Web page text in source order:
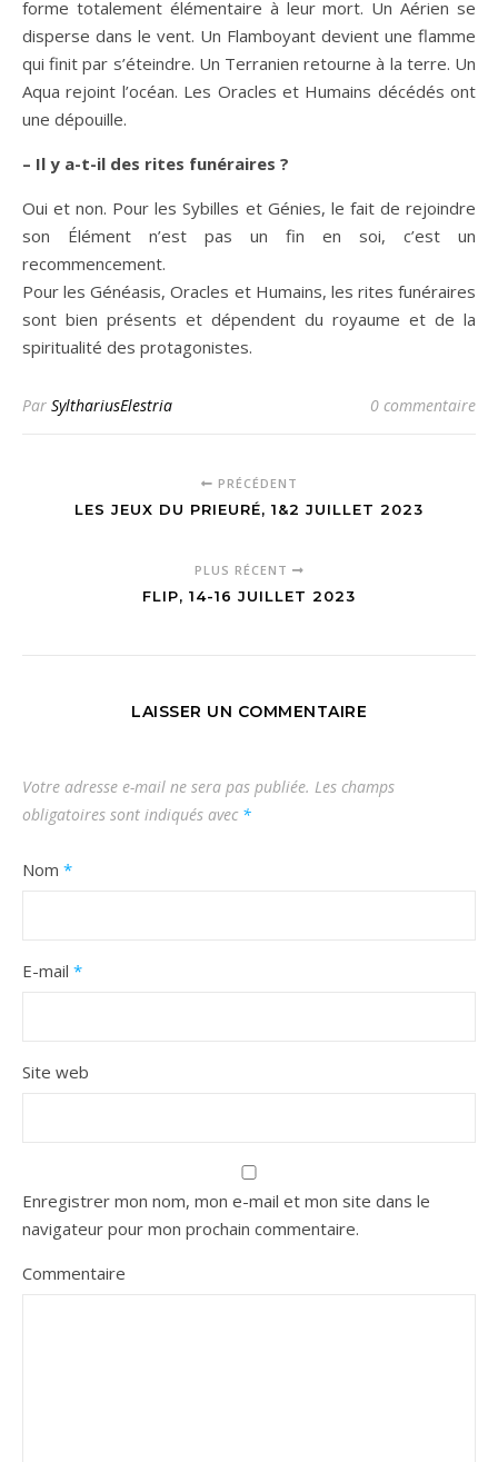
forme totalement élémentaire à leur mort. Un Aérien se
disperse dans le vent. Un Flamboyant devient une flamme
qui finit par s’éteindre. Un Terranien retourne à la terre. Un
Aqua rejoint l’océan. Les Oracles et Humains décédés ont
une dépouille.
– Il y a-t-il des rites funéraires ?
Oui et non. Pour les Sybilles et Génies, le fait de rejoindre
son Élément n’est pas un fin en soi, c’est un
recommencement.
Pour les Généasis, Oracles et Humains, les rites funéraires
sont bien présents et dépendent du royaume et de la
spiritualité des protagonistes.
Par SylthariusElestria 0 commentaire
PRÉCÉDENT
LES JEUX DU PRIEURÉ, 1&2 JUILLET 2023
PLUS RÉCENT
FLIP, 14-16 JUILLET 2023
LAISSER UN COMMENTAIRE
Votre adresse e-mail ne sera pas publiée. Les champs
obligatoires sont indiqués avec *
Nom *
E-mail *
Site web
Enregistrer mon nom, mon e-mail et mon site dans le
navigateur pour mon prochain commentaire.
Commentaire